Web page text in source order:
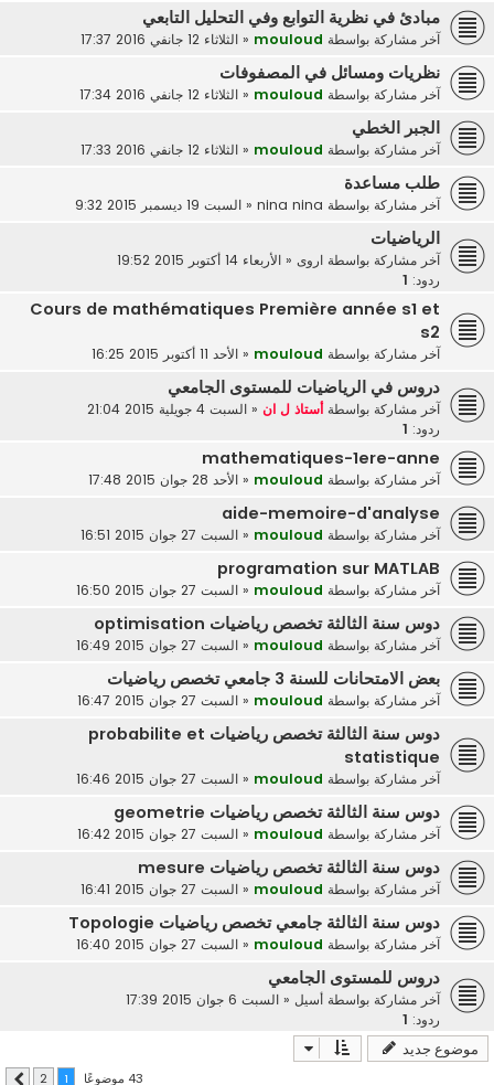
مبادئ في نظرية التوابع وفي التحليل التابعي
آخر مشاركة بواسطة mouloud
« الثلاثاء 12 جانفي 2016 17:37
نظريات ومسائل في المصفوفات
آخر مشاركة بواسطة mouloud
« الثلاثاء 12 جانفي 2016 17:34
الجبر الخطي
آخر مشاركة بواسطة mouloud
« الثلاثاء 12 جانفي 2016 17:33
طلب مساعدة
آخر مشاركة بواسطة nina nina
« السبت 19 ديسمبر 2015 9:32
الرياضيات
آخر مشاركة بواسطة اروى« الأربعاء 14 أكتوبر 2015 19:52
ردود:
Cours de mathématiques Première année s1 et
s2
آخر مشاركة بواسطة mouloud
« الأحد 11 أكتوبر 2015 16:25
دروس في الرياضيات للمستوى الجامعي
آخر مشاركة بواسطة أستاذ ل ان« السبت 4 جويلية 2015 21:04
ردود:
mathematiques-1ere-anne
آخر مشاركة بواسطة mouloud
« الأحد 28 جوان 2015 17:48
aide-memoire-d'analyse
آخر مشاركة بواسطة mouloud
« السبت 27 جوان 2015 16:51
programation sur MATLAB
آخر مشاركة بواسطة mouloud
« السبت 27 جوان 2015 16:50
دوس سنة الثالثة تخصص رياضيات optimisation
آخر مشاركة بواسطة mouloud
« السبت 27 جوان 2015 16:49
بعض الامتحانات للسنة 3 جامعي تخصص رياضيات
آخر مشاركة بواسطة mouloud
« السبت 27 جوان 2015 16:47
دوس سنة الثالثة تخصص رياضيات probabilite et
statistique
آخر مشاركة بواسطة mouloud
« السبت 27 جوان 2015 16:46
دوس سنة الثالثة تخصص رياضيات geometrie
آخر مشاركة بواسطة mouloud
« السبت 27 جوان 2015 16:42
دوس سنة الثالثة تخصص رياضيات mesure
آخر مشاركة بواسطة mouloud
« السبت 27 جوان 2015 16:41
دوس سنة الثالثة جامعي تخصص رياضيات Topologie
آخر مشاركة بواسطة mouloud
« السبت 27 جوان 2015 16:40
دروس للمستوى الجامعي
آخر مشاركة بواسطة أسيل « السبت 6 جوان 2015 17:39
ردود:
موضوع جديد
43 موضوعًا 2 التالي